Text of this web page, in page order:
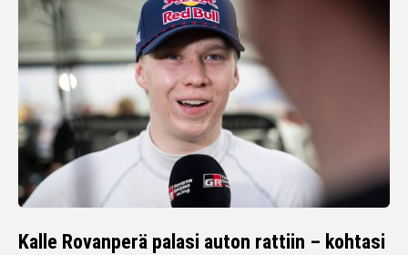
Kalle Rovanperä palasi auton rattiin – kohtasi